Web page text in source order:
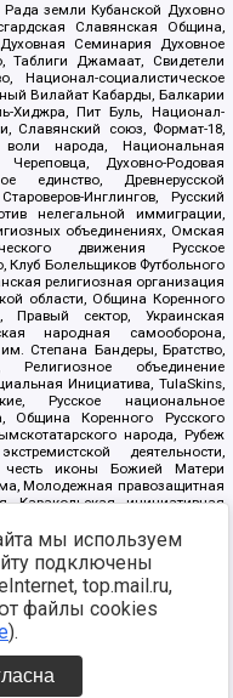
земли Кубанской Духовно
Славянская Община,
Семинария Духовное
Таблиги Джамаат, Свидетели
Национал-социалистическое
Вилайат Кабарды, Балкарии
Хиджра, Пит Буль, Национал-
Славянский союз, Формат-18,
народа, Национальная
Духовно-Родовая
единство, Древнерусской
Инглингов, Русский
нелегальной иммиграции,
объединениях, Омская
движения Русское
Клуб Болельщиков Футбольного
религиозная организация
области, Община Коренного
Правый сектор, Украинская
народная самооборона,
Степана Бандеры, Братство,
объединение
Инициатива, TulaSkins,
Русское национальное
Община Коренного Русского
народа, Рубеж
деятельности,
иконы Божией Матери
Молодежная правозащитная
инициативная
Русская республика Русь,
Нация и свобода, W.H.С., Фалунь
клуб-Новокузнецк/РПК,
Фонд защиты прав
СССР Прикубанского округа г.
7822/
мы используем
подключены
top.mail.ru,
файлы cookies
).